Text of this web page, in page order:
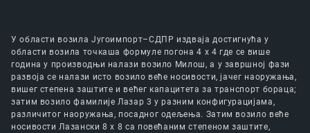
У области возила Југоимпорт–СДПР издваја достигнућа у
области возила точкаша формуле погона 4 х 4 где се више
година у производњи налази возило Милош, а у завршној фази
развоја се налази исто возило веће носивости, јачег наоружања,
вишег степена заштите и већег капацитета за транспорт бораца;
затим возило фамилије Лазар 3 у разним конфигурацијама,
различитог наоружања, посадног одељења. Затим возило веће
носивости Лазански 8 х 8 са повећаним степеном заштите,